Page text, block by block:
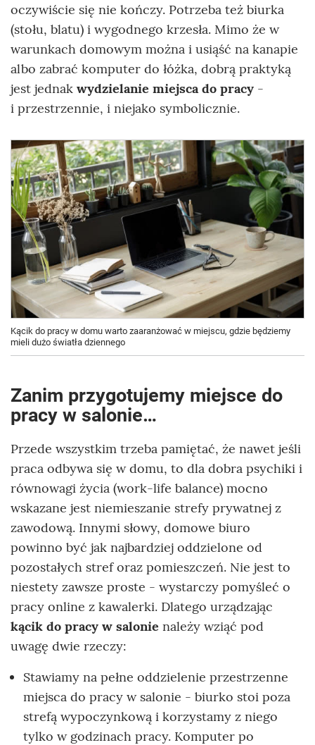
oczywiście się nie kończy. Potrzeba też biurka
(stołu, blatu) i wygodnego krzesła. Mimo że w
warunkach domowym można i usiąść na kanapie
albo zabrać komputer do łóżka, dobrą praktyką
jest jednak wydzielanie miejsca do pracy -
i przestrzennie, i niejako symbolicznie.
Kącik do pracy w domu warto zaaranżować w miejscu, gdzie będziemy
mieli dużo światła dziennego
Zanim przygotujemy miejsce do
pracy w salonie…
Przede wszystkim trzeba pamiętać, że nawet jeśli
praca odbywa się w domu, to dla dobra psychiki i
równowagi życia (work-life balance) mocno
wskazane jest niemieszanie strefy prywatnej z
zawodową. Innymi słowy, domowe biuro
powinno być jak najbardziej oddzielone od
pozostałych stref oraz pomieszczeń. Nie jest to
niestety zawsze proste - wystarczy pomyśleć o
pracy online z kawalerki. Dlatego urządzając
kącik do pracy w salonie należy wziąć pod
uwagę dwie rzeczy:
Stawiamy na pełne oddzielenie przestrzenne
miejsca do pracy w salonie - biurko stoi poza
strefą wypoczynkową i korzystamy z niego
tylko w godzinach pracy. Komputer po